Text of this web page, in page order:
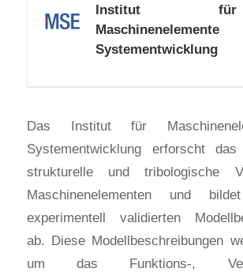
Institut für
Systementwicklung
Das Institut für
Systementwicklung erforscht das
strukturelle und tribologische
Maschinenelementen und
experimentell validierten
ab. Diese Modellbeschreibungen
um das Funktions-,